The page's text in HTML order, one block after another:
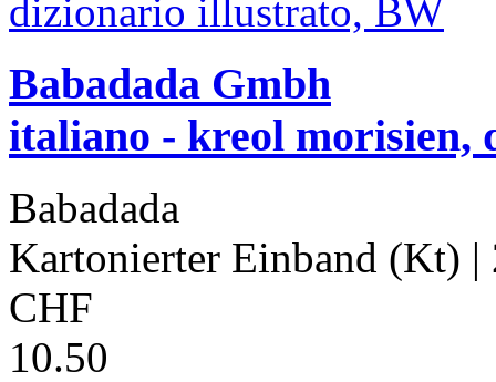
Babadada Gmbh
italiano - kreol morisien,
Babadada
Kartonierter Einband (Kt) |
CHF
10.50